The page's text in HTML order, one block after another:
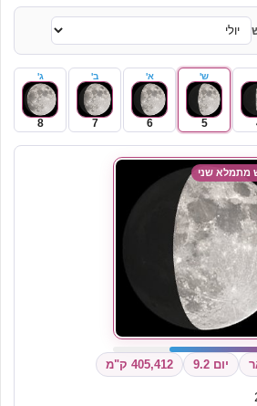
ש'
5
א'
6
ב'
7
ג'
8
מתמלא שני
יום 9.2 405,412 ק"מ